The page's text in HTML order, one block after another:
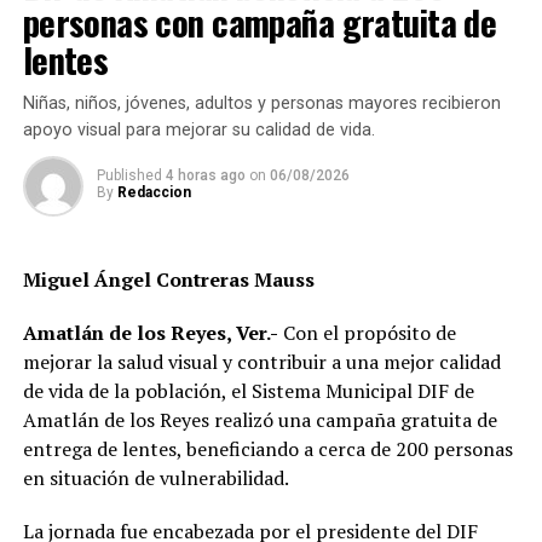
RELATED TOPICS: FEATURED
DESPUÉS
Bloqueos y quema de camión interrumpen carretera en
Tezonapa
ANTES
Bloquean carretera Fortín–Xalapa
personas con campaña gratuita de
lentes
Niñas, niños, jóvenes, adultos y personas mayores recibieron
apoyo visual para mejorar su calidad de vida.
Published 4 horas ago on 06/08/2026
By Redaccion
Miguel Ángel Contreras Mauss
Amatlán de los Reyes, Ver.- Con el propósito de
mejorar la salud visual y contribuir a una mejor calidad
de vida de la población, el Sistema Municipal DIF de
Amatlán de los Reyes realizó una campaña gratuita de
entrega de lentes, beneficiando a cerca de 200 personas
en situación de vulnerabilidad.
La jornada fue encabezada por el presidente del DIF